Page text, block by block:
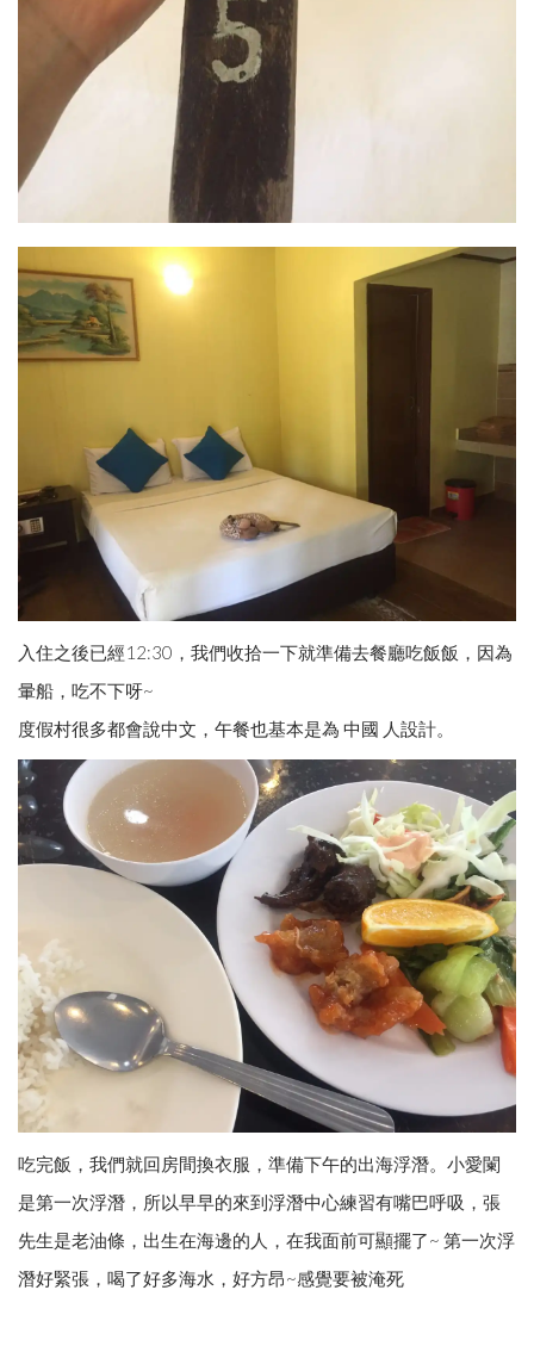
入住之後已經12:30，我們收拾一下就準備去餐廳吃飯飯，因為
暈船，吃不下呀~
度假村很多都會說中文，午餐也基本是為 中國 人設計。
吃完飯，我們就回房間換衣服，準備下午的出海浮潛。小愛闌
是第一次浮潛，所以早早的來到浮潛中心練習有嘴巴呼吸，張
先生是老油條，出生在海邊的人，在我面前可顯擺了~ 第一次浮
潛好緊張，喝了好多海水，好方昂~感覺要被淹死